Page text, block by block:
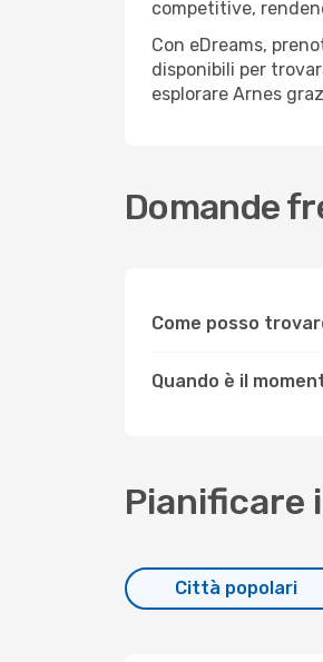
competitive,
Con eDreams,
disponibili per
esplorare Arnes
Domande
Come posso
Quando è il
Pianificare
Città popolari